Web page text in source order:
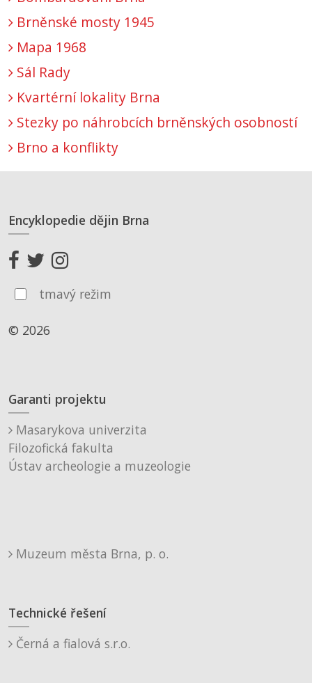
Brněnské mosty 1945
Mapa 1968
Sál Rady
Kvartérní lokality Brna
Stezky po náhrobcích brněnských osobností
Brno a konflikty
Encyklopedie dějin Brna
tmavý režim
© 2026
Garanti projektu
Masarykova univerzita
Filozofická fakulta
Ústav archeologie a muzeologie
Muzeum města Brna, p. o.
Technické řešení
Černá a fialová s.r.o.